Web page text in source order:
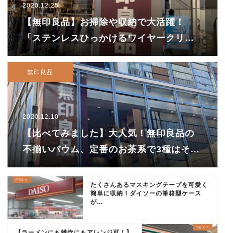
2020.12.25
【無印良品】お掃除や収納で大活躍！
「ステンレスひっかけるワイヤークリッ
プ」が超おすすめ
無印良品
2020.12.10
【比べてみました】大人気！無印良品の
不揃いバウム、定番のお茶系で3種はそれ
ぞれどんな味？？
たくさんあるマスキングテープを可愛く
簡単に収納！ダイソーの筆箱型ケース
が...